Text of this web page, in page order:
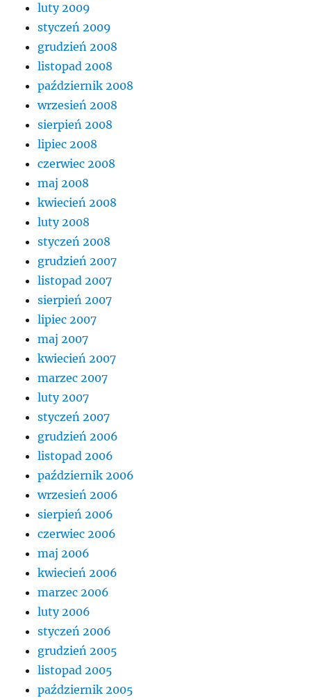
luty 2009
styczeń 2009
grudzień 2008
listopad 2008
październik 2008
wrzesień 2008
sierpień 2008
lipiec 2008
czerwiec 2008
maj 2008
kwiecień 2008
luty 2008
styczeń 2008
grudzień 2007
listopad 2007
sierpień 2007
lipiec 2007
maj 2007
kwiecień 2007
marzec 2007
luty 2007
styczeń 2007
grudzień 2006
listopad 2006
październik 2006
wrzesień 2006
sierpień 2006
czerwiec 2006
maj 2006
kwiecień 2006
marzec 2006
luty 2006
styczeń 2006
grudzień 2005
listopad 2005
październik 2005